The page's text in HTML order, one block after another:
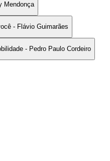
Mendonça
- Flávio Guimarães
- Pedro Paulo Cordeiro